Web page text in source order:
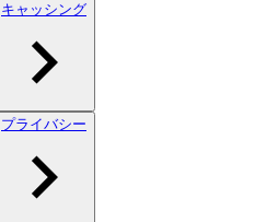
キャッシング
プライバシー